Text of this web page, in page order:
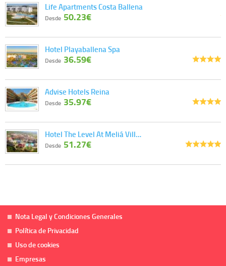
Life Apartments Costa Ballena
Desde 50.23€
Hotel Playaballena Spa
Desde 36.59€
Advise Hotels Reina
Desde 35.97€
Hotel The Level At Meliá Vill…
Desde 51.27€
Nota Legal y Condiciones Generales
Política de Privacidad
Uso de cookies
Empresas